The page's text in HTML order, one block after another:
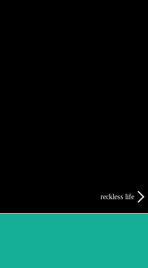
reckless life